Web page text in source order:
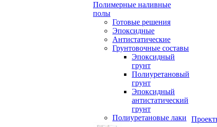
Полимерные наливные
полы
Готовые решения
Эпоксидные
Антистатические
Грунтовочные составы
Эпоксидный
грунт
Полиуретановый
грунт
Эпоксидный
антистатический
грунт
Полиуретановые лаки